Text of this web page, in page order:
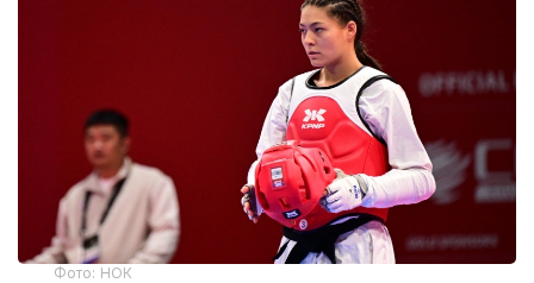
Фото: НОК